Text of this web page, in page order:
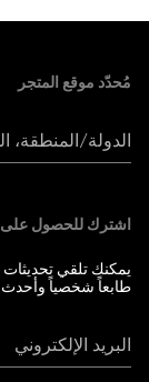
مُحدّد موقع المتجر
الدولة/المنطقة،
اشترك للحصول
يمكنك تلقي
طابعاً شخصياً وأحدث
البريد الإلكتروني